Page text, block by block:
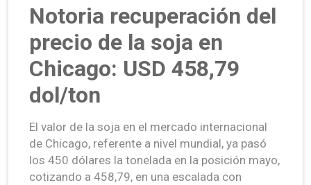
Notoria recuperación del
precio de la soja en
Chicago: USD 458,79
dol/ton
El valor de la soja en el mercado internacional
de Chicago, referente a nivel mundial, ya pasó
los 450 dólares la tonelada en la posición mayo,
cotizando a 458,79, en una escalada con